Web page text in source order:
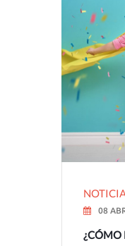
08
¿CÓMO